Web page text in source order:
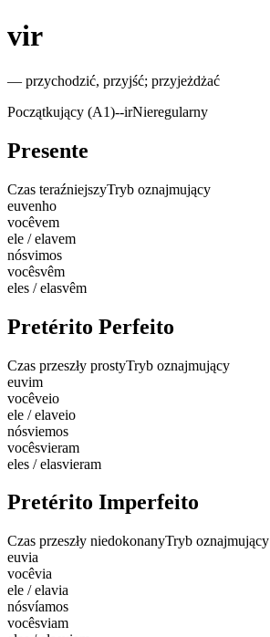
vir
— przychodzić, przyjść; przyjeżdżać
Początkujący (A1)--irNieregularny
Presente
Czas teraźniejszyTryb oznajmujący
euvenho
vocêvem
ele / elavem
nósvimos
vocêsvêm
eles / elasvêm
Pretérito Perfeito
Czas przeszły prostyTryb oznajmujący
euvim
vocêveio
ele / elaveio
nósviemos
vocêsvieram
eles / elasvieram
Pretérito Imperfeito
Czas przeszły niedokonanyTryb oznajmujący
euvia
vocêvia
ele / elavia
nósvíamos
vocêsviam